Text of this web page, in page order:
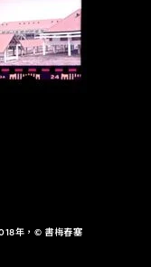
年，© 書梅春塞